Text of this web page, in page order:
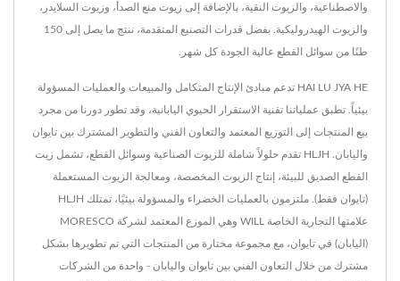
والاصطناعية، والزيوت النقية، بالإضافة إلى زيوت منع الصدأ، وزيوت السلايدر،
والزيوت الهيدروليكية. بفضل قدرات التصنيع المتقدمة، ننتج ما يصل إلى 150
طنًا من سوائل القطع عالية الجودة كل شهر.
HAI LU JYA HE تدعم مبادئ الإنتاج المتكامل والمبيعات والعمليات المسؤولة
بيئياً. تطبق عملياتنا تقنية الاستقرار الحيوي اليابانية، وقد تطور دورنا من مجرد
بيع المنتجات إلى التوزيع المعتمد والتعاون الفني والتطوير المشترك بين تايوان
واليابان. HLJH تقدم حلولاً شاملة للزيوت الصناعية وسوائل القطع، تشمل زيت
القطع الصديق للبيئة، إنتاج الزيوت المخصصة، ومعالجة الزيوت المستعملة
(تايوان فقط). ملتزمون بالعمليات الخضراء والمسؤولة بيئيًا، تمتلك HLJH
علامتها التجارية الخاصة WILL وهي الموزع المعتمد لشركة MORESCO
(اليابان) في تايوان، مع مجموعة مختارة من المنتجات التي تم تطويرها بشكل
مشترك من خلال التعاون الفني بين تايوان واليابان - واحدة من الشركات